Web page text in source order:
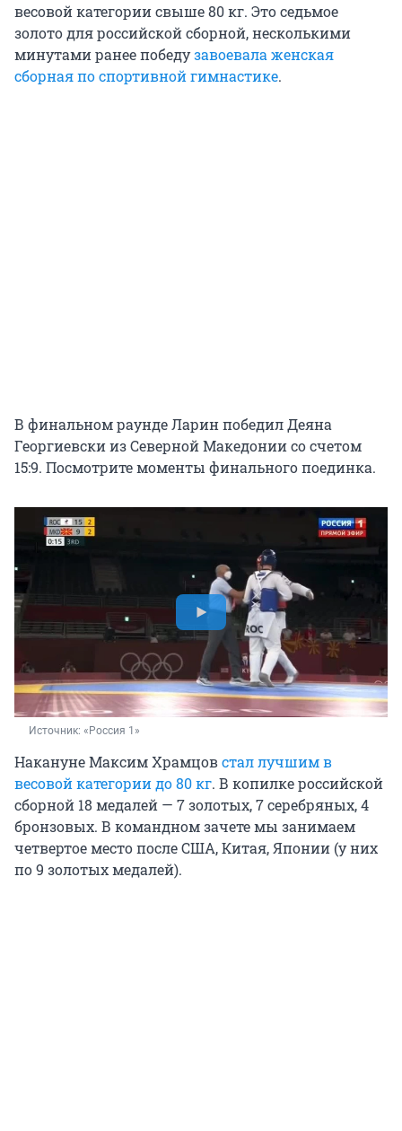
весовой категории свыше 80 кг. Это седьмое
золото для российской сборной, несколькими
минутами ранее победузавоевала женская
сборная по спортивной гимнастике.
В финальном раунде Ларин победил Деяна
Георгиевски из Северной Македонии со счетом
15:9. Посмотрите моменты финального поединка.
Источник: «Россия 1»
Накануне Максим Храмцовстал лучшим в
весовой категории до 80 кг. В копилке российской
сборной 18 медалей — 7 золотых, 7 серебряных, 4
бронзовых. В командном зачете мы занимаем
четвертое место после США, Китая, Японии (у них
по 9 золотых медалей).